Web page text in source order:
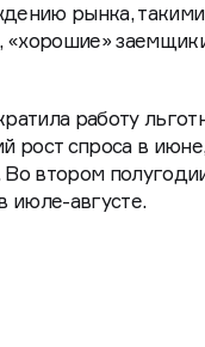
рынка, такими
«хорошие»
работу
рост спроса в
Во втором
июле-августе.